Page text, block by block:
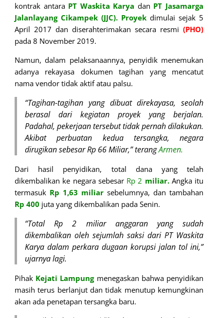
kontrak antara PT Waskita Karya dan PT Jasamarga
Jalanlayang Cikampek (JJC). Proyek dimulai sejak 5
April 2017 dan diserahterimakan secara resmi (PHO)
pada 8 November 2019.
Namun, dalam pelaksanaannya, penyidik menemukan
adanya rekayasa dokumen tagihan yang mencatut
nama vendor tidak aktif atau palsu.
“Tagihan-tagihan yang dibuat direkayasa, seolah
berasal dari kegiatan proyek yang berjalan.
Padahal, pekerjaan tersebut tidak pernah dilakukan.
Akibat perbuatan kedua tersangka, negara
dirugikan sebesar Rp 66 Miliar,” terangArmen.
Dari hasil penyidikan, total dana yang telah
dikembalikan ke negara sebesar Rp 2 miliar.Angka itu
termasuk Rp 1,63 miliar sebelumnya, dan tambahan
Rp 400 juta yang dikembalikan pada Senin.
“Total Rp 2 miliar anggaran yang sudah
dikembalikan oleh sejumlah saksi dari PT Waskita
Karya dalam perkara dugaan korupsi jalan tol ini,”
ujarnya lagi.
Pihak Kejati Lampungmenegaskan bahwa penyidikan
masih terus berlanjut dan tidak menutup kemungkinan
akan ada penetapan tersangka baru.